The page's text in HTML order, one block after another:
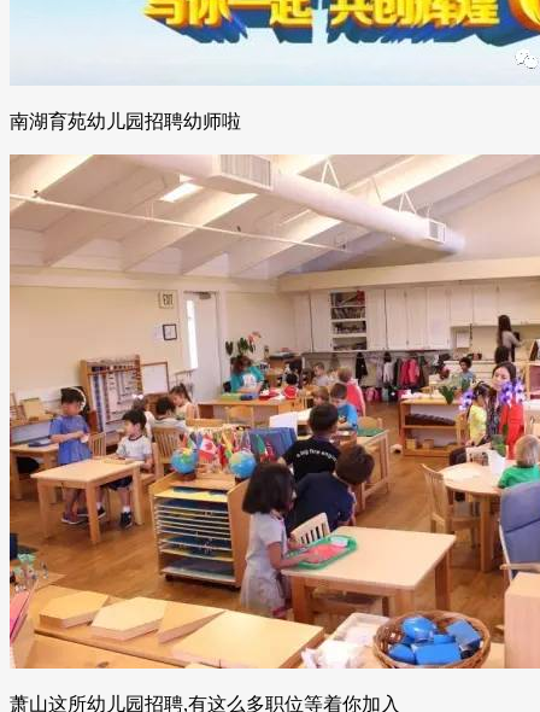
南湖育苑幼儿园招聘幼师啦
萧山这所幼儿园招聘,有这么多职位等着你加入